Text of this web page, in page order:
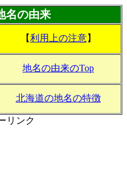
名の由来
【利用上の注意】
地名の由来のTop
北海道の地名の特徴
リンク